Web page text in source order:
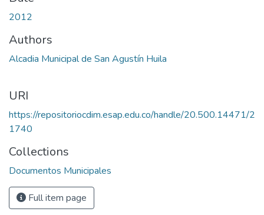
2012
Authors
Alcadia Municipal de San Agustín Huila
URI
https://repositoriocdim.esap.edu.co/handle/20.500.14471/2
1740
Collections
Documentos Municipales
Full item page